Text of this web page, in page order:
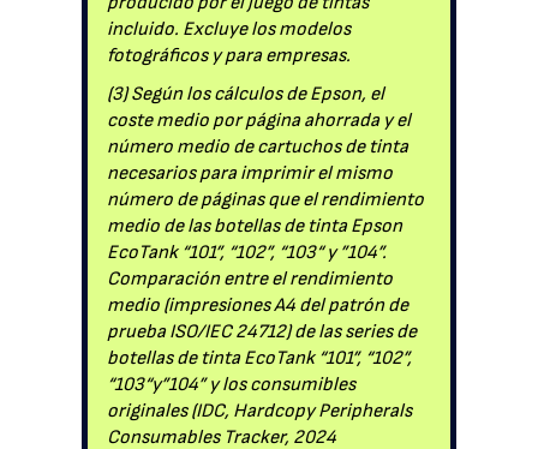
incluido. Excluye los modelos
fotográficos y para empresas.
(3) Según los cálculos de Epson, el
coste medio por página ahorrada y el
número medio de cartuchos de tinta
necesarios para imprimir el mismo
número de páginas que el rendimiento
medio de las botellas de tinta Epson
EcoTank “101”, “102”, “103“ y ”104”.
Comparación entre el rendimiento
medio (impresiones A4 del patrón de
prueba ISO/IEC 24712) de las series de
botellas de tinta EcoTank “101”, “102”,
“103“y”104” y los consumibles
originales (IDC, Hardcopy Peripherals
Consumables Tracker, 2024